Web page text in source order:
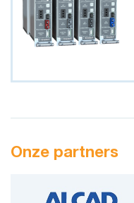
Onze partners